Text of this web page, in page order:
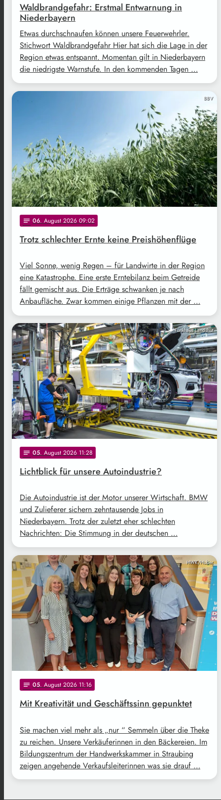
Waldbrandgefahr: Erstmal Entwarnung in
Niederbayern
Etwas durchschnaufen können unsere Feuerwehrler.
Stichwort Waldbrandgefahr Hier hat sich die Lage in der
Region etwas entspannt. Momentan gilt in Niederbayern
die niedrigste Warnstufe. In den kommenden Tagen …
BBV
notes 06. August 2026 09:02
Trotz schlechter Ernte keine Preishöhenflüge
Viel Sonne, wenig Regen – für Landwirte in der Region
eine Katastrophe. Eine erste Erntebilanz beim Getreide
fällt gemischt aus. Die Erträge schwanken je nach
Anbaufläche. Zwar kommen einige Pflanzen mit der …
Funkhaus Landshut
notes 05. August 2026 11:28
Lichtblick für unsere Autoindustrie?
Die Autoindustrie ist der Motor unserer Wirtschaft. BMW
und Zulieferer sichern zehntausende Jobs in
Niederbayern. Trotz der zuletzt eher schlechten
Nachrichten: Die Stimmung in der deutschen …
HWK/Huber
notes 05. August 2026 11:16
Mit Kreativität und Geschäftssinn gepunktet
Sie machen viel mehr als „nur “ Semmeln über die Theke
zu reichen. Unsere Verkäuferinnen in den Bäckereien. Im
Bildungszentrum der Handwerkskammer in Straubing
zeigen angehende Verkaufsleiterinnen was sie drauf …